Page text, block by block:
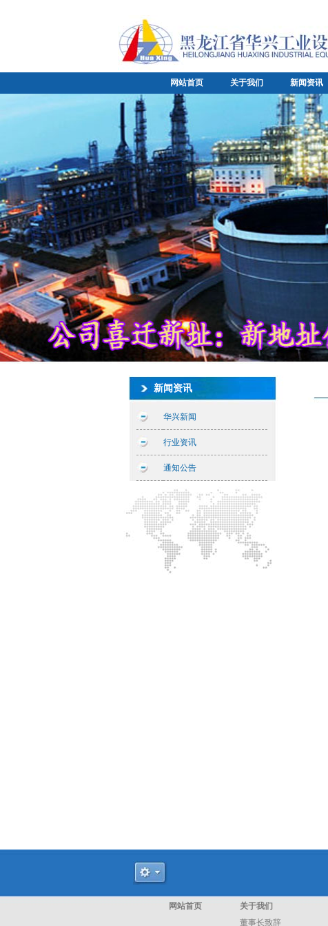
网站首页 关于我们 新闻资讯
新闻资讯
华兴新闻
行业资讯
通知公告
网站首页 关于我们
董事长致辞